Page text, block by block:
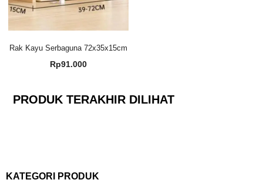
Rak Kayu Serbaguna 72x35x15cm
Rp91.000
PRODUK TERAKHIR DILIHAT
KATEGORI PRODUK